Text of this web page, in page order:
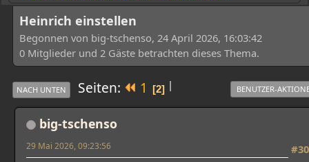
Heinrich einstellen
Begonnen von big-tschenso, 24 April 2026, 16:03:42
0 Mitglieder und 2 Gäste betrachten dieses Thema.
|
NACH UNTEN Seiten 1 2 BENUTZER-
big-tschenso
#30
29 Mai 2026, 09:23:56